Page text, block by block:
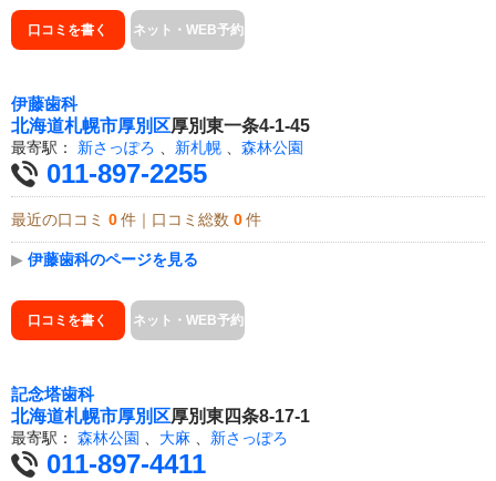
口コミを書く ネット・WEB予約
伊藤歯科
北海道札幌市厚別区厚別東一条4-1-45
最寄駅： 新さっぽろ 、 新札幌 、 森林公園
011-897-2255
最近の口コミ 0 件｜口コミ総数 0 件
▶ 伊藤歯科のページを見る
口コミを書く ネット・WEB予約
記念塔歯科
北海道札幌市厚別区厚別東四条8-17-1
最寄駅： 森林公園 、 大麻 、 新さっぽろ
011-897-4411